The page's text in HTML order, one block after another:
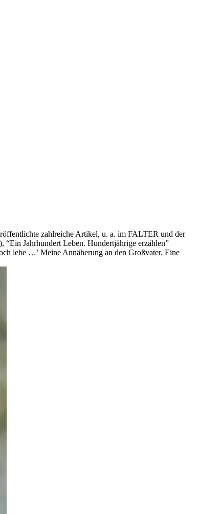
zahlreiche Artikel, u. a. im FALTER und der
Jahrhundert Leben. Hundertjährige erzählen”
lebe …’ Meine Annäherung an den Großvater. Eine